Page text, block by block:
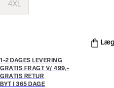
4XL
1-2 DAGES LEVERING
GRATIS FRAGT V/ 499,-
GRATIS RETUR
BYT I 365 DAGE